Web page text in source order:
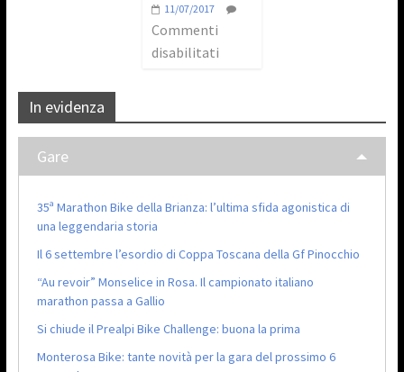
11/07/2017
Commenti
disabilitati
In evidenza
Gare
35ª Marathon Bike della Brianza: l’ultima sfida agonistica di
una leggendaria storia
Il 6 settembre l’esordio di Coppa Toscana della Gf Pinocchio
“Au revoir” Monselice in Rosa. Il campionato italiano
marathon passa a Gallio
Si chiude il Prealpi Bike Challenge: buona la prima
Monterosa Bike: tante novità per la gara del prossimo 6